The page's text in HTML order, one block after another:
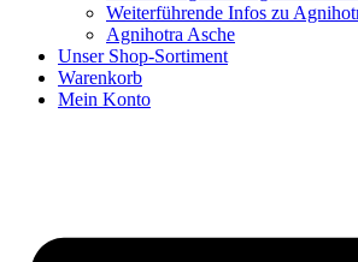
Weiterführende Infos zu
Agnihotra Asche
Unser Shop-Sortiment
Warenkorb
Mein Konto